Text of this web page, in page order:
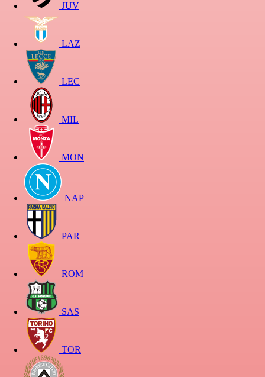
JUV
LAZ
LEC
MIL
MON
NAP
PAR
ROM
SAS
TOR